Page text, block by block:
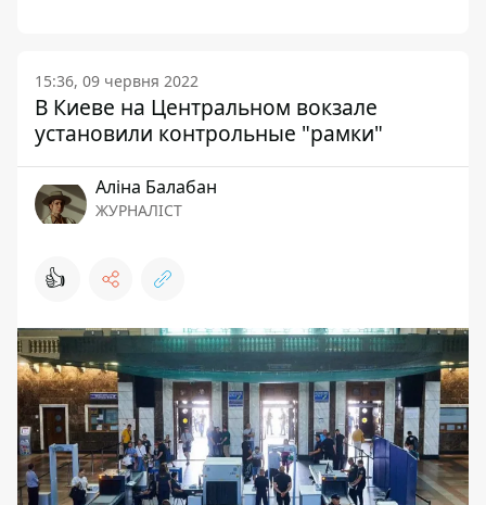
15:36, 09 червня 2022
В Киеве на Центральном вокзале
установили контрольные "рамки"
Аліна Балабан
ЖУРНАЛІСТ
👍